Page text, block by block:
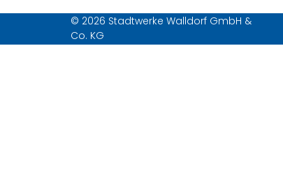
© 2026 Stadtwerke Walldorf GmbH &
Co. KG